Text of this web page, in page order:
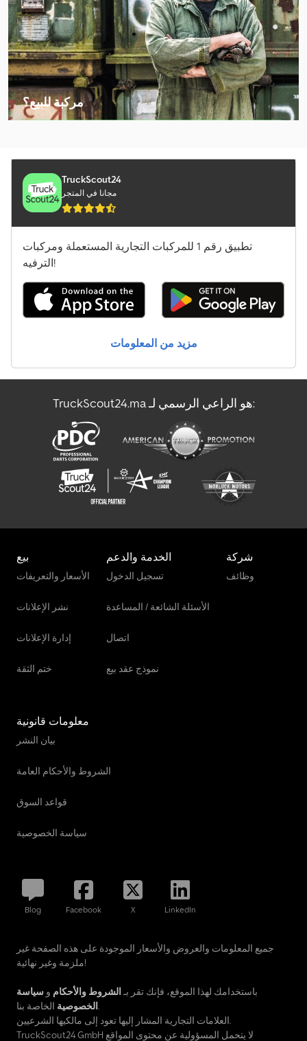
Hitachi Zx350Lc-6
Hitachi Zx48U-6
Hitachi Zx55U-6
Hitachi Zx85Us-6
Jcb 525-60 Hi Viz
Jcb 535-95
Kubota U10-3
Liebherr 53 K
Manitou 150 Aetj-C
Manitou M 30-4
Sennebogen 355 E
Yanmar Vio 50
مركبة للبيع؟
TruckScout24
مجانا في المتجر
تطبيق رقم 1 للمركبات التجارية المستعملة ومركبات
الترفيه!
مزيد من المعلومات
TruckScout24.ma هو الراعي الرسمي لـ:
بيع
الأسعار والتعريفات
نشر الإعلانات
إدارة الإعلانات
ختم الثقة
الخدمة والدعم
تسجيل الدخول
الأسئلة الشائعة / المساعدة
اتصال
نموذج عقد بيع
شركة
وظائف
معلومات قانونية
بيان النشر
الشروط والأحكام العامة
قواعد السوق
سياسة الخصوصية
Blog Facebook X LinkedIn
جميع المعلومات والعروض والأسعار الموجودة على هذه الصفحة غير
ملزمة وغير نهائية!
باستخدامك لهذا الموقع، فإنك تقر بـ الشروط والأحكام و سياسة
الخصوصيةالخاصة بنا.
العلامات التجارية المشار إليها تعود إلى مالكيها الشرعيين.
TruckScout24 GmbH لا يتحمل المسؤولية عن محتوى المواقع